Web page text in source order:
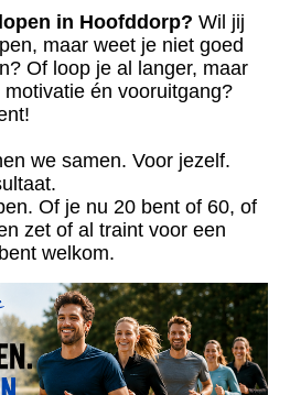
in Hoofddorp? Wil jij
maar weet je niet goed
Of loop je al langer, maar
én vooruitgang?
we samen. Voor jezelf.
Of je nu 20 bent of 60, of
zet of al traint voor een
welkom.